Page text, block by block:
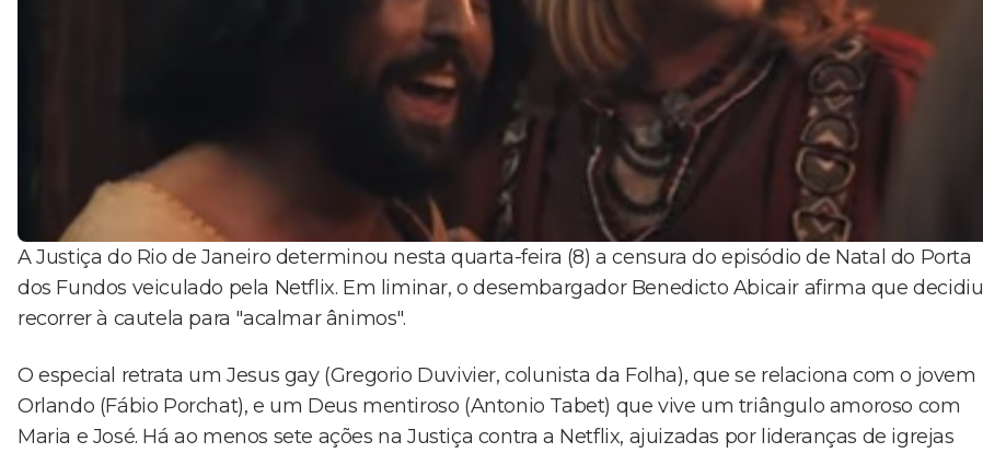
A Justiça do Rio de Janeiro determinou nesta quarta-feira (8) a censura do episódio de Natal do Porta
dos Fundos veiculado pela Netflix. Em liminar, o desembargador Benedicto Abicair afirma que decidiu
recorrer à cautela para "acalmar ânimos".
O especial retrata um Jesus gay (Gregorio Duvivier, colunista da Folha), que se relaciona com o jovem
Orlando (Fábio Porchat), e um Deus mentiroso (Antonio Tabet) que vive um triângulo amoroso com
Maria e José. Há ao menos sete ações na Justiça contra a Netflix, ajuizadas por lideranças de igrejas